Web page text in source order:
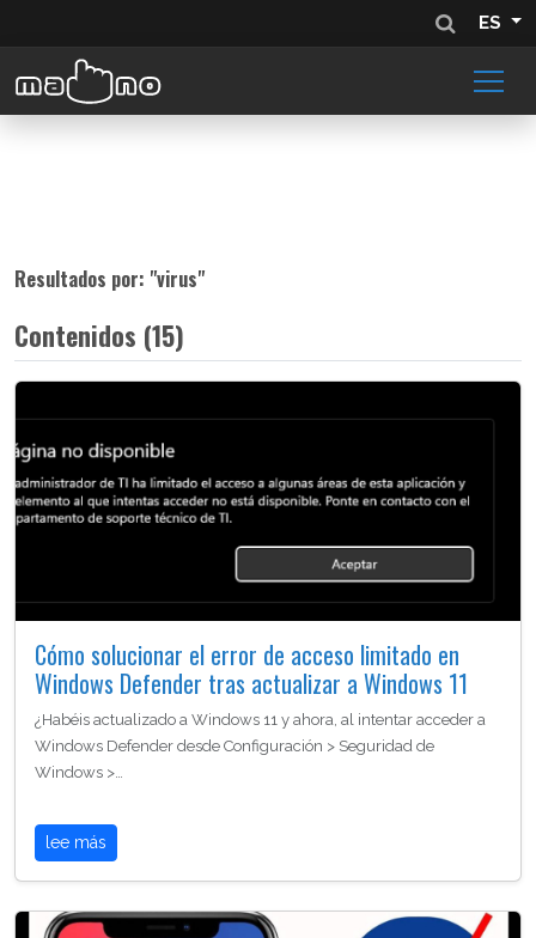
ES
Resultados por: "virus"
Contenidos (15)
Cómo solucionar el error de acceso limitado en
Windows Defender tras actualizar a Windows 11
¿Habéis actualizado a Windows 11 y ahora, al intentar acceder a
Windows Defender desde Configuración > Seguridad de
Windows >…
lee más